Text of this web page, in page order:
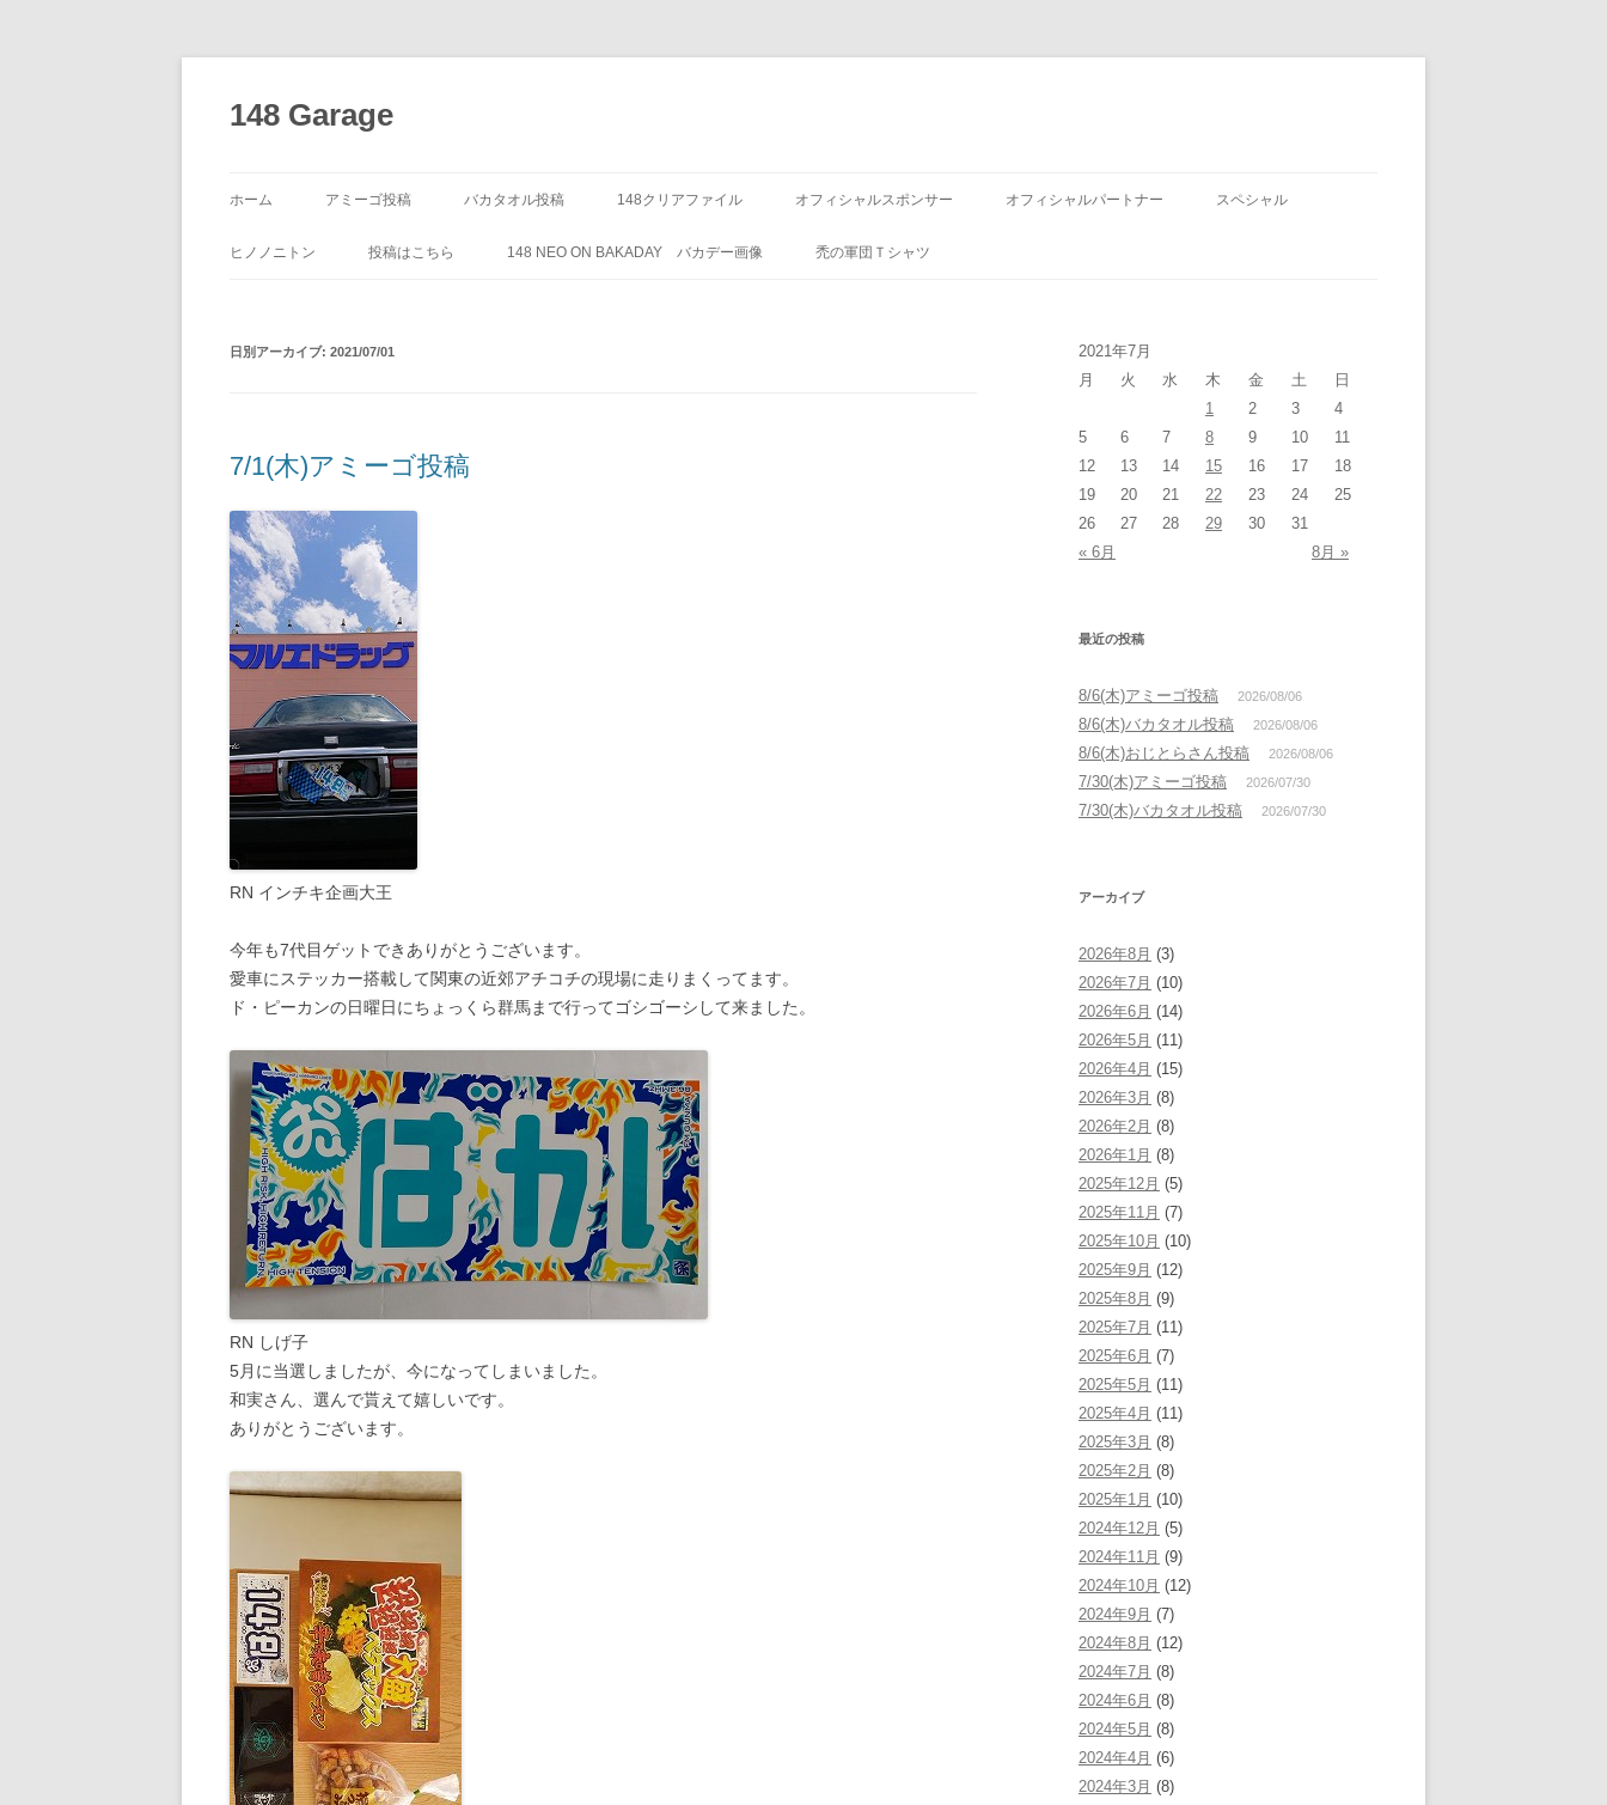
ン
ツ
ッ
148 Garage
ホーム アミーゴ投稿 バカタオル投稿 148クリアファイル オフィシャルスポンサー オフィシャルパートナー スペシャル
ヒノノニトン 投稿はこちら 148 NEO ON BAKADAY バカデー画像 禿の軍団Ｔシャツ
日別アーカイブ: 2021/07/01
7/1(木)アミーゴ投稿
RN インチキ企画大王
今年も7代目ゲットできありがとうございます。
愛車にステッカー搭載して関東の近郊アチコチの現場に走りまくってます。
ド・ピーカンの日曜日にちょっくら群馬まで行ってゴシゴーシして来ました。
RN しげ子
5月に当選しましたが、今になってしまいました。
和実さん、選んで貰えて嬉しいです。
ありがとうございます。
2021年7月
月
火 水 木 金 土
日
1
2 3
4
5
6 7 8 9 10
11
12
13 14 15 16 17
18
19
20 21 22 23 24
25
26
27 28 29 30
31
« 6月
8月 »
最近の投稿
8/6(木)アミーゴ投稿 2026/08/06
8/6(木)バカタオル投稿 2026/08/06
8/6(木)おじとらさん投稿 2026/08/06
7/30(木)アミーゴ投稿 2026/07/30
7/30(木)バカタオル投稿 2026/07/30
アーカイブ
2026年8月 (3)
2026年7月 (10)
2026年6月 (14)
2026年5月 (11)
2026年4月 (15)
2026年3月 (8)
2026年2月 (8)
2026年1月 (8)
2025年12月 (5)
2025年11月 (7)
2025年10月 (10)
2025年9月 (12)
2025年8月 (9)
2025年7月 (11)
2025年6月 (7)
2025年5月 (11)
2025年4月 (11)
2025年3月 (8)
2025年2月 (8)
2025年1月 (10)
2024年12月 (5)
2024年11月 (9)
2024年10月 (12)
2024年9月 (7)
2024年8月 (12)
2024年7月 (8)
2024年6月 (8)
2024年5月 (8)
2024年4月 (6)
2024年3月 (8)